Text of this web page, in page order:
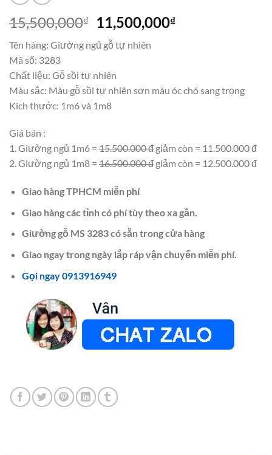
15,500,000₫
Giá
gốc
là:
11,500,000₫Giá
Tên hàng: Giường ngủ gỗ tự nhiên
Mã số: 3283
Chất liệu: Gỗ sồi tự nhiên
Màu sắc: Màu gỗ sồi tự nhiên sơn màu óc chó sang trọng
Kích thước: 1m6 và 1m8
Giá bán :
1. Giường ngủ 1m6 = 15.500.000 đ giảm còn = 11.500.000 đ
2. Giường ngủ 1m8 = 16.500.000 đ giảm còn = 12.500.000 đ
Giao hàng TPHCM miễn phí
Giao hàng các tỉnh có phí tùy theo xa gần.
Giường gỗ MS 3283 có sẵn trong cửa hàng
Giao ngay trong ngày lắp ráp vận chuyển miễn phí.
Gọi ngay 0913916949